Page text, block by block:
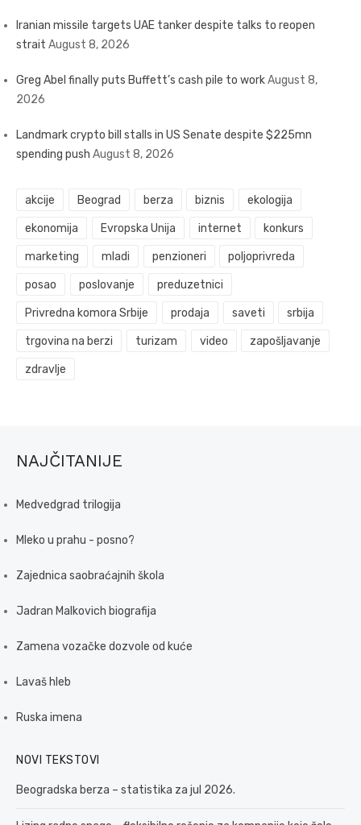
Iranian missile targets UAE tanker despite talks to reopen
strait August 8, 2026
Greg Abel finally puts Buffett’s cash pile to workAugust 8,
2026
Landmark crypto bill stalls in US Senate despite $225mn
spending push August 8, 2026
akcije Beograd berza biznis ekologija
ekonomija Evropska Unija internet konkurs
marketing mladi penzioneri poljoprivreda
posao poslovanje preduzetnici
Privredna komora Srbije prodaja saveti srbija
trgovina na berzi turizam video zapošljavanje
zdravlje
NAJČITANIJE
Medvedgrad trilogija
Mleko u prahu - posno?
Zajednica saobraćajnih škola
Jadran Malkovich biografija
Zamena vozačke dozvole od kuće
Lavaš hleb
Ruska imena
NOVI TEKSTOVI
Beogradska berza – statistika za jul 2026.